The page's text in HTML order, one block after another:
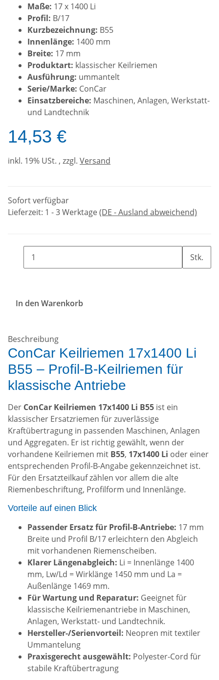
Maße: 17 x 1400 Li
Profil: B/17
Kurzbezeichnung: B55
Innenlänge: 1400 mm
Breite: 17 mm
Produktart: klassischer Keilriemen
Ausführung: ummantelt
Serie/Marke: ConCar
Einsatzbereiche: Maschinen, Anlagen, Werkstatt-
und Landtechnik
14,53 €
inkl. 19% USt. , zzgl. Versand
Sofort verfügbar
Lieferzeit: 1 - 3 Werktage(DE - Ausland abweichend)
Stk.
In den Warenkorb
Beschreibung
ConCar Keilriemen 17x1400 Li
B55 – Profil-B-Keilriemen für
klassische Antriebe
Der ConCar Keilriemen 17x1400 Li B55 ist ein
klassischer Ersatzriemen für zuverlässige
Kraftübertragung in passenden Maschinen, Anlagen
und Aggregaten. Er ist richtig gewählt, wenn der
vorhandene Keilriemen mit B55, 17x1400 Li oder einer
entsprechenden Profil-B-Angabe gekennzeichnet ist.
Für den Ersatzteilkauf zählen vor allem die alte
Riemenbeschriftung, Profilform und Innenlänge.
Vorteile auf einen Blick
Passender Ersatz für Profil-B-Antriebe: 17 mm
Breite und Profil B/17 erleichtern den Abgleich
mit vorhandenen Riemenscheiben.
Klarer Längenabgleich: Li = Innenlänge 1400
mm, Lw/Ld = Wirklänge 1450 mm und La =
Außenlänge 1469 mm.
Für Wartung und Reparatur: Geeignet für
klassische Keilriemenantriebe in Maschinen,
Anlagen, Werkstatt- und Landtechnik.
Hersteller-/Serienvorteil: Neopren mit textiler
Ummantelung
Praxisgerecht ausgewählt: Polyester-Cord für
stabile Kraftübertragung